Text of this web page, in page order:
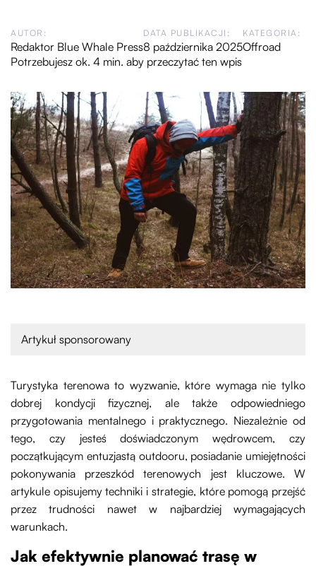
AUTOR:
Redaktor Blue Whale Press
DATA PUBLIKACJI:
8 października 2025
KATEGORIA:
Offroad
Potrzebujesz ok. 4 min. aby przeczytać ten wpis
Artykuł sponsorowany
Turystyka terenowa to wyzwanie, które wymaga nie tylko
dobrej kondycji fizycznej, ale także odpowiedniego
przygotowania mentalnego i praktycznego. Niezależnie od
tego, czy jesteś doświadczonym wędrowcem, czy
początkującym entuzjastą outdooru, posiadanie umiejętności
pokonywania przeszkód terenowych jest kluczowe. W
artykule opisujemy techniki i strategie, które pomogą przejść
przez trudności nawet w najbardziej wymagających
warunkach.
Jak efektywnie planować trasę w